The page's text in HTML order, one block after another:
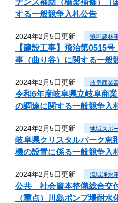
する一般競争入札公告
2024年2月5日更新 飛騨農林
【建設工事】飛治第
事（曲り谷）に関する一般
2024年2月5日更新 岐阜商業
令和6年度岐阜県立岐阜商
の調達に関する一般競争入
2024年2月5日更新 地域スポ
岐阜県クリスタルパーク恵
機の設置に係る一般競争入
2024年2月5日更新 流域浄水
公共 社会資本整備総合交
（重点）川島ポンプ場耐